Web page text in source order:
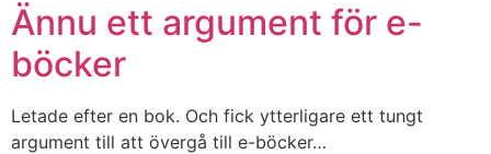
Ännu ett argument för e-
böcker
Letade efter en bok. Och fick ytterligare ett tungt
argument till att övergå till e-böcker…